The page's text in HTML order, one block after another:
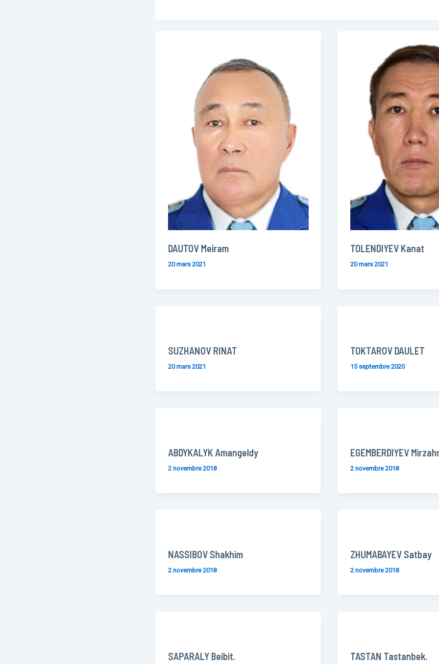
DAUTOV Meiram
20 mars 2021
TOLENDIYEV Kanat
20 mars 2021
SUZHANOV RINAT
20 mars 2021
TOKTAROV DAULET
15 septembre 2020
ABDYKALYK Amangeldy
2 novembre 2018
EGEMBERDIYEV
2 novembre 2018
NASSIBOV Shakhim
2 novembre 2018
ZHUMABAYEV Satbay
2 novembre 2018
SAPARALY Beibit. TASTAN Tastanbek.